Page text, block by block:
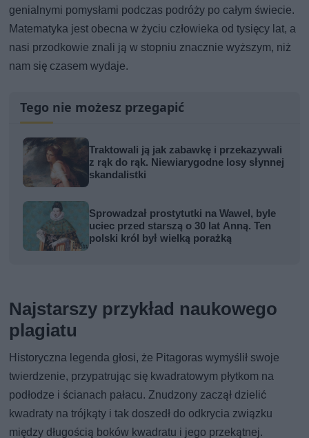
genialnymi pomysłami podczas podróży po całym świecie.
Matematyka jest obecna w życiu człowieka od tysięcy lat, a
nasi przodkowie znali ją w stopniu znacznie wyższym, niż
nam się czasem wydaje.
Tego nie możesz przegapić
Traktowali ją jak zabawkę i przekazywali
z rąk do rąk. Niewiarygodne losy słynnej
skandalistki
Sprowadzał prostytutki na Wawel, byle
uciec przed starszą o 30 lat Anną. Ten
polski król był wielką porażką
Najstarszy przykład naukowego
plagiatu
Historyczna legenda głosi, że Pitagoras wymyślił swoje
twierdzenie, przypatrując się kwadratowym płytkom na
podłodze i ścianach pałacu. Znudzony zaczął dzielić
kwadraty na trójkąty i tak doszedł do odkrycia związku
między długością boków kwadratu i jego przekątnej.